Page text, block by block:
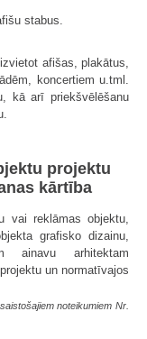
stabus.
afišas, plakātus,
koncertiem u.tml.
kā arī priekšvēlēšanu
projektu
kārtība
vai reklāmas objektu,
grafisko dizainu,
ainavu arhitektam
un normatīvajos
saistošajiem noteikumiem Nr.